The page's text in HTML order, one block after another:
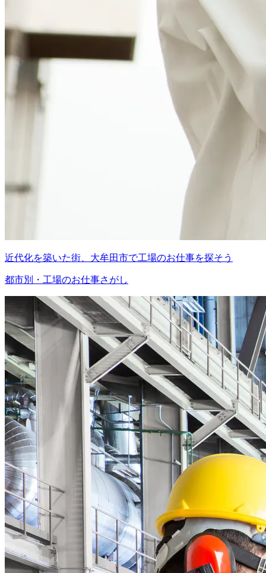
近代化を築いた街、大牟田市で工場のお仕事を探そう
都市別・工場のお仕事さがし